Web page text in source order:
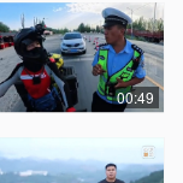
00:49